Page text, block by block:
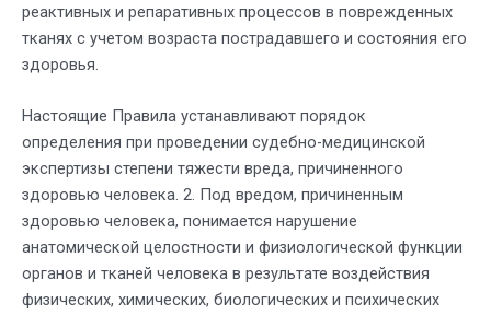
реактивных и репаративных процессов в повреж­денных
тканях с учетом возраста пострадавшего и состоя­ния его
здоровья.
Настоящие Правила устанавливают порядок
определения при проведении судебно-медицинской
экспертизы степени тяжести вреда, причиненного
здоровью человека. 2. Под вредом, причиненным
здоровью человека, понимается нарушение
анатомической целостности и физиологической функции
органов и тканей человека в результате воздействия
физических, химических, биологических и психических